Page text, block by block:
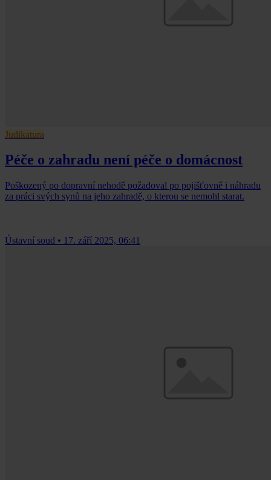
Judikatura
Péče o zahradu není péče o domácnost
Poškozený po dopravní nehodě požadoval po pojišťovně i náhradu
za práci svých synů na jeho zahradě, o kterou se nemohl starat.
Ústavní soud • 17. září 2025, 06:41